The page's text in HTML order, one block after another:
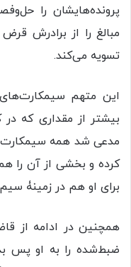
پرونده‌هایشان را
مبالغ را از برادرش
تسویه می‌کند.
این متهم سیمکارت‌های
بیشتر از مقداری که
مدعی شد همه
کرده و بخشی از آن را
برای او هم در زمینۀ
همچنین در ادامه از
ضبط‌شده را به او پس